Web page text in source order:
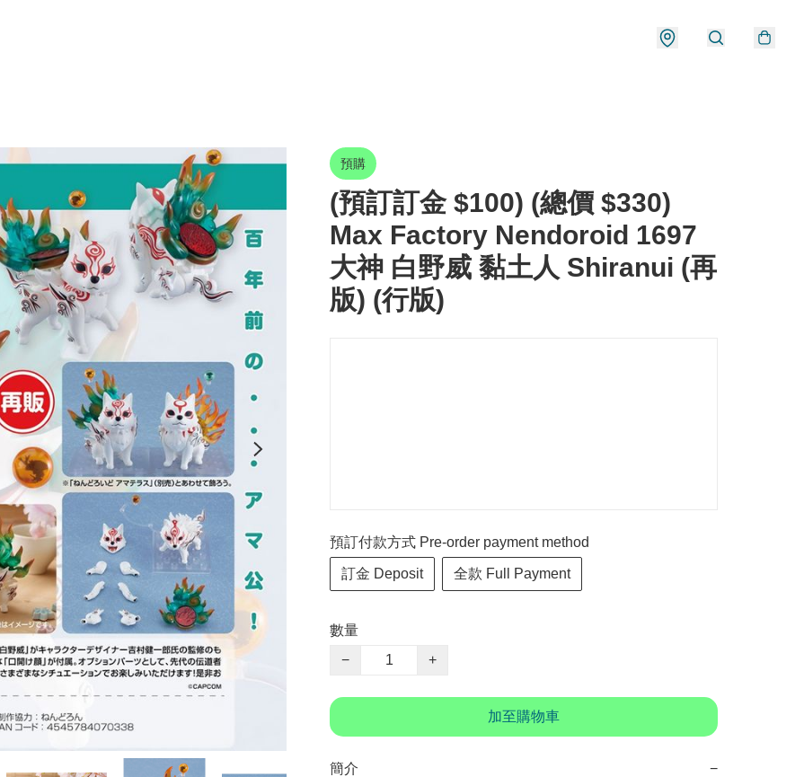
預購
(預訂訂金 $100) (總價 $330)
Max Factory Nendoroid 1697
大神 白野威 黏土人 Shiranui (再
版) (行版)
預訂付款方式 Pre-order payment method
訂金 Deposit 全款 Full Payment
數量
−
+
加至購物車
簡介 −